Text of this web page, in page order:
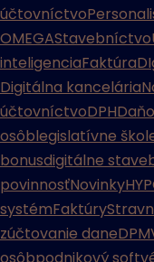
účtovníctvo
OMEGAStavebníctvo
inteligenciaFaktúra
Digitálna kancelária
účtovníctvoDPH
osôblegislatívne
bonusdigitálne
povinnosťNovinky
systémFaktúry
zúčtovanie dane